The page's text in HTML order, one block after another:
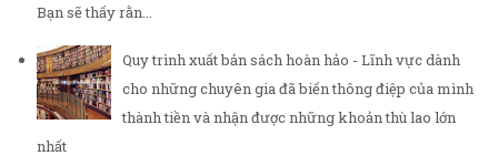
Bạn sẽ thấy rằn...
Quy trình xuất bản sách hoàn hảo - Lĩnh vực dành
cho những chuyên gia đã biến thông điệp của mình
thành tiền và nhận được những khoản thù lao lớn
nhất